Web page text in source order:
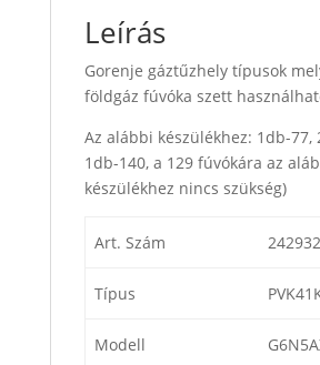
Leírás
Gorenje gáztűzhely típusok
földgáz fúvóka szett
Az alábbi készülékhez: 1db-77,
1db-140, a 129 fúvókára az
készülékhez nincs szükség)
Art. Szám 242932
Típus
Modell